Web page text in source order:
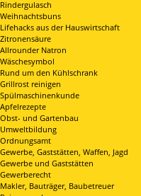
Rindergulasch
Weihnachtsbuns
Lifehacks aus der Hauswirtschaft
Zitronensäure
Allrounder Natron
Wäschesymbol
Rund um den Kühlschrank
Grillrost reinigen
Spülmaschinenkunde
Apfelrezepte
Obst- und Gartenbau
Umweltbildung
Ordnungsamt
Gewerbe, Gaststätten, Waffen, Jagd
Gewerbe und Gaststätten
Gewerberecht
Makler, Bauträger, Baubetreuer